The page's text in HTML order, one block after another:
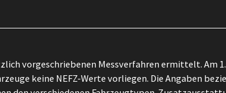
vorgeschriebenen Messverfahren ermittelt. Am
keine NEFZ-Werte vorliegen. Die Angaben